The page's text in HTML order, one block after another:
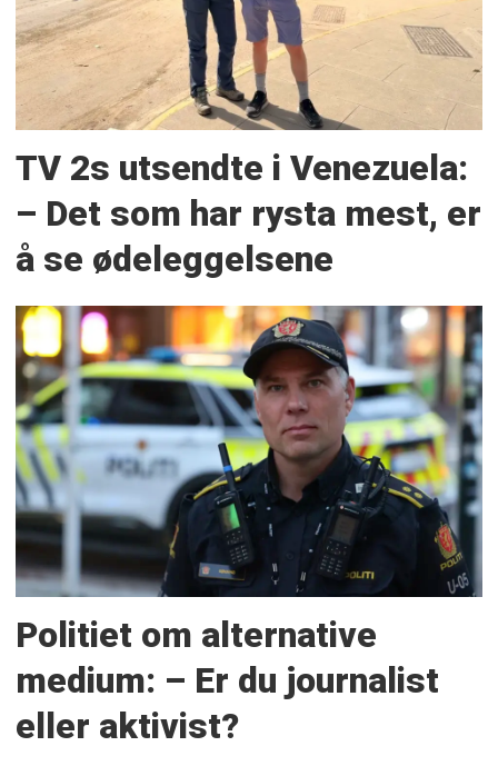
TV 2s utsendte i Venezuela:
– Det som har rysta mest, er
å se ødeleggelsene
Politiet om alternative
medium: – Er du journalist
eller aktivist?